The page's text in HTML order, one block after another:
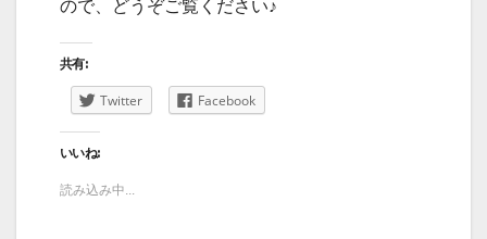
ので、どうぞご覧ください♪
共有:
Twitter Facebook
いいね:
読み込み中...